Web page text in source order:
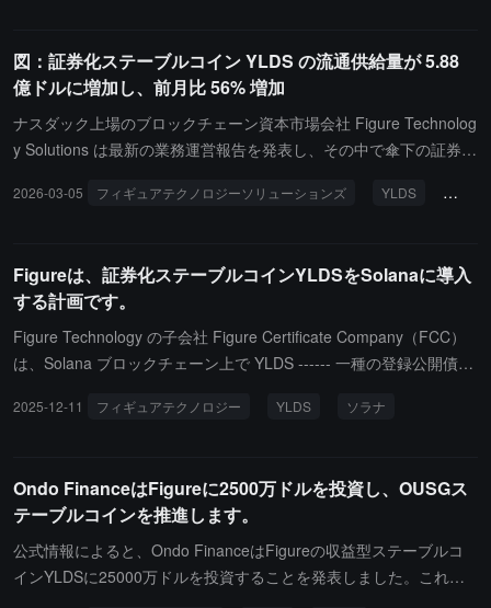
ルコインの価値は約59.8億ドルで、2025年第四四半期比で83%の増
加です。さらに、Democratized Primeプラットフォームのマッチン
グオファー残高は36.8億ドルで、前月比で79%の増加；利用可能な
貸し手供給量は45.3億ドルで、前月比で112%の増加です。
図：証券化ステーブルコイン YLDS の流通供給量が 5.88
億ドルに増加し、前月比 56% 増加
ナスダック上場のブロックチェーン資本市場会社 Figure Technolog
y Solutions は最新の業務運営報告を発表し、その中で傘下の証券化
月比で 56% の成長を遂げたことを明らかにしました。YLDS は固
者ローン市場の取引額は 8.96 億ドルで、前月比で 10% の成長を記
録しました。
2026-03-05 フィギュアテクノロジーソリューションズ YLDS 証券
Figureは、証券化ステーブルコインYLDSをSolanaに導入
する計画です。
Figure Technology の子会社 Figure Certificate Company（FCC）
は、Solana ブロックチェーン上で YLDS ------ 一種の登録公開債務
ドル価格を維持することを目的とした証券化されたステーブルコイ
nent Finance は、YLDS の最初のユーザーになることを計画してい
ます。
2025-12-11 フィギュアテクノロジー YLDS ソラナ
Ondo FinanceはFigureに2500万ドルを投資し、OUSGス
テーブルコインを推進します。
公式情報によると、Ondo FinanceはFigureの収益型ステーブルコ
インYLDSに25000万ドルを投資することを発表しました。これ